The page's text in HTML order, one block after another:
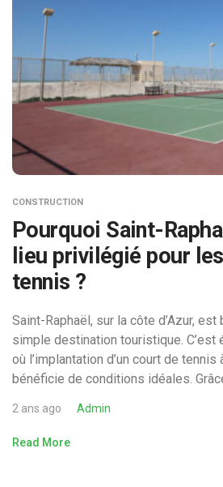
CONSTRUCTION
Pourquoi Saint-
lieu privilégié pour
tennis ?
Saint-Raphaël, sur la côte d’Azur, est
simple destination touristique. C’est
où l’implantation d’un court de tennis
bénéficie de conditions idéales.
2 ans ago Admin
Read More